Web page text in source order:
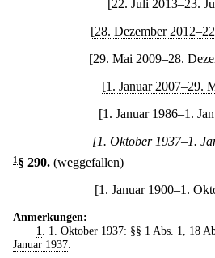
[22. Juli 2013–23.
[28. Dezember
[29. Mai 2009–28.
[1. Januar 2007–29.
[1. Januar 1986–1.
[1. Oktober 1937–1.
1 § 290. (weggefallen)
[1. Januar 1900–1.
Anmerkungen:
1
. 1. Oktober 1937: §§ 1 Abs. 1, 18
Januar 1937